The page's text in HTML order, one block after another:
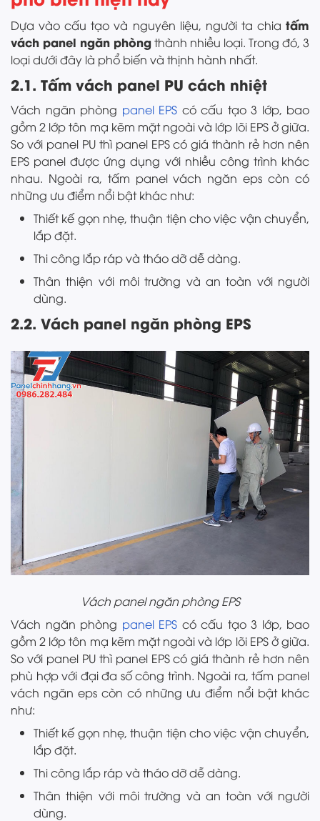
Dựa vào cấu tạo và nguyên liệu, người ta chia tấm
vách panel ngăn phòngthành nhiều loại. Trong đó, 3
loại dưới đây là phổ biến và thịnh hành nhất.
2.1. Tấm vách panel PU cách nhiệt
Vách ngăn phòng panel EPS có cấu tạo 3 lớp, bao
gồm 2 lớp tôn mạ kẽm mặt ngoài và lớp lõi EPS ở giữa.
So với panel PU thì panel EPS có giá thành rẻ hơn nên
EPS panel được ứng dụng với nhiều công trình khác
nhau. Ngoài ra, tấm panel vách ngăn eps còn có
những ưu điểm nổi bật khác như:
Thiết kế gọn nhẹ, thuận tiện cho việc vận chuyển,
lắp đặt.
Thi công lắp ráp và tháo dỡ dễ dàng.
Thân thiện với môi trường và an toàn với người
dùng.
2.2. Vách panel ngăn phòng EPS
Vách panel ngăn phòng EPS
Vách ngăn phòng panel EPS có cấu tạo 3 lớp, bao
gồm 2 lớp tôn mạ kẽm mặt ngoài và lớp lõi EPS ở giữa.
So với panel PU thì panel EPS có giá thành rẻ hơn nên
phù hợp với đại đa số công trình. Ngoài ra, tấm panel
vách ngăn eps còn có những ưu điểm nổi bật khác
như:
Thiết kế gọn nhẹ, thuận tiện cho việc vận chuyển,
lắp đặt.
Thi công lắp ráp và tháo dỡ dễ dàng.
Thân thiện với môi trường và an toàn với người
dùng.